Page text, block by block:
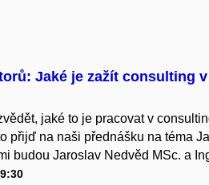
Jaké je zažít consulting
jaké to je pracovat v
přijď na naši přednášku na téma
budou Jaroslav Nedvěd MSc. a